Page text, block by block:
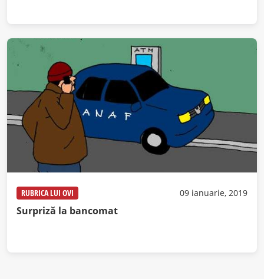
RUBRICA LUI OVI 09 ianuarie, 2019
Surpriză la bancomat